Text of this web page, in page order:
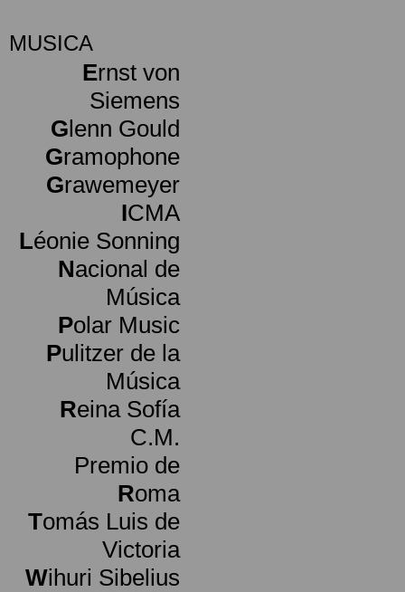
MUSICA
Ernst von
Siemens
Glenn Gould
Gramophone
Grawemeyer
ICMA
Léonie Sonning
Nacional de
Música
Polar Music
Pulitzer de la
Música
Reina Sofía
C.M.
Premio de
Roma
Tomás Luis de
Victoria
Wihuri Sibelius